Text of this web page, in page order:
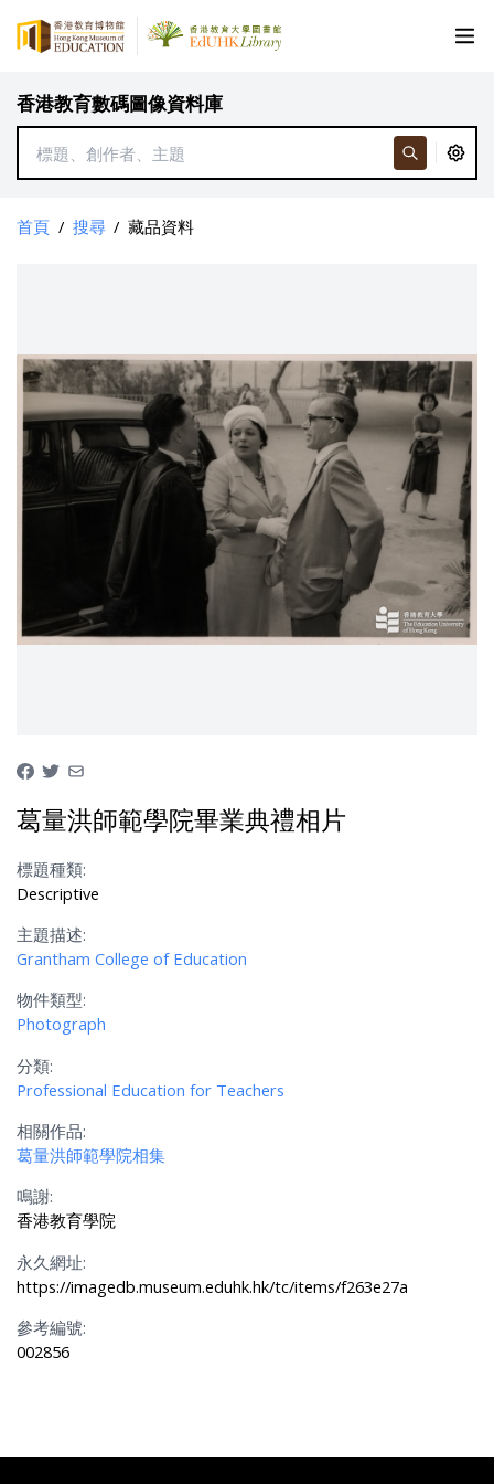
香港教育數碼圖像資料庫
首頁 / 搜尋 / 藏品資料
葛量洪師範學院畢業典禮相片
標題種類:
Descriptive
主題描述:
Grantham College of Education
物件類型:
Photograph
分類:
Professional Education for Teachers
相關作品:
葛量洪師範學院相集
鳴謝:
香港教育學院
永久網址:
https://imagedb.museum.eduhk.hk/tc/items/f263e27a
參考編號:
002856